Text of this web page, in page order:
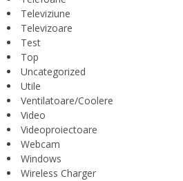
Televiziune
Televizoare
Test
Top
Uncategorized
Utile
Ventilatoare/Coolere
Video
Videoproiectoare
Webcam
Windows
Wireless Charger